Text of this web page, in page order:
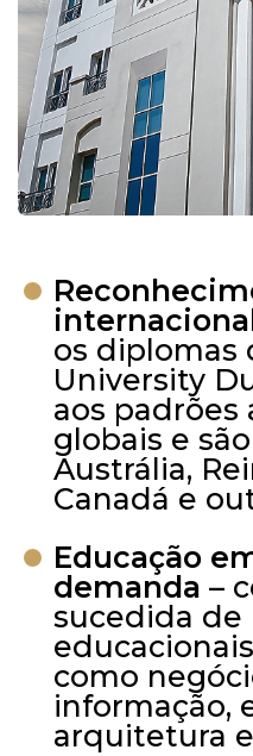
os diplomas
University
aos padrões
globais e
Austrália,
Canadá e
Educação
demanda –
sucedida de
como
informação,
arquitetura